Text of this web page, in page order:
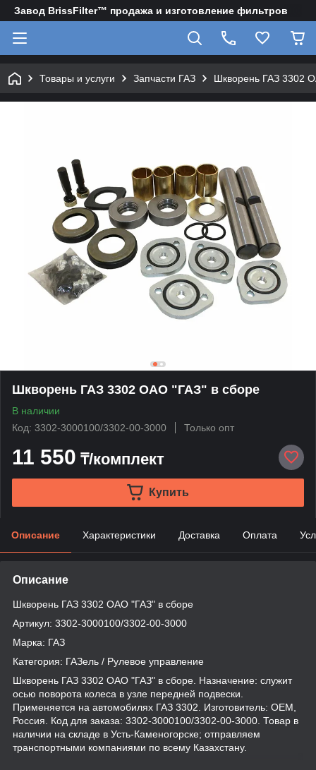
Завод BrissFilter™ продажа и изготовление фильтров
Товары и услуги Запчасти ГАЗ Шкворень ГАЗ 3302
Шкворень ГАЗ 3302 ОАО "ГАЗ" в сборе
В наличии
Код: 3302-3000100/3302-00-3000
Только опт
11 550 ₸/комплект
Купить
Описание Характеристики Доставка Оплата
Описание
Шкворень ГАЗ 3302 ОАО "ГАЗ" в сборе
Артикул: 3302-3000100/3302-00-3000
Марка: ГАЗ
Категория: ГАЗель / Рулевое управление
Шкворень ГАЗ 3302 ОАО "ГАЗ" в сборе. Назначение: служит
осью поворота колеса в узле передней подвески.
Применяется на автомобилях ГАЗ 3302. Изготовитель: OEM,
Россия. Код для заказа: 3302-3000100/3302-00-3000. Товар в
наличии на складе в Усть-Каменогорске; отправляем
транспортными компаниями по всему Казахстану.